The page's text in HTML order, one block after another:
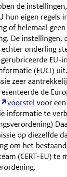
de
hun eigen regels
of helemaal geen
De instellingen,
echter onderling
EU-
(EUCI)
zeer
de
voorstel voor
informatie te
op diezelfde
om het
(CERT-EU) te